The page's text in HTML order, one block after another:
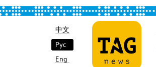
中文
Рус
Eng